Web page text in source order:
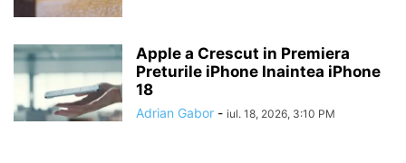
Apple a Crescut in Premiera
Preturile iPhone Inaintea iPhone
18
Adrian Gabor - iul. 18, 2026, 3:10 PM